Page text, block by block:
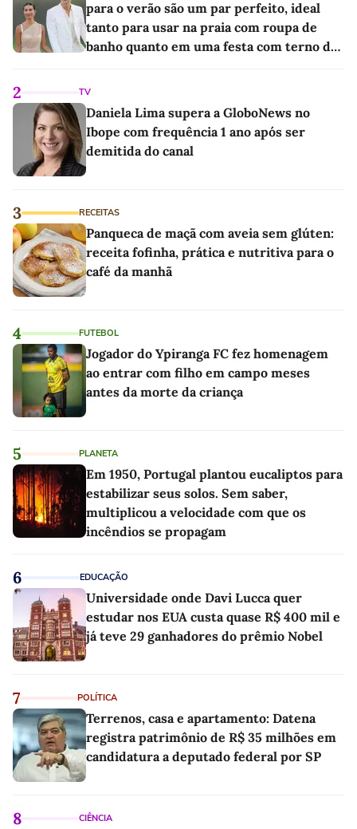
para o verão são um par perfeito, ideal
tanto para usar na praia com roupa de
banho quanto em uma festa com terno de
2 TV
Daniela Lima supera a GloboNews no
Ibope com frequência 1 ano após ser
demitida do canal
3 RECEITAS
Panqueca de maçã com aveia sem glúten:
receita fofinha, prática e nutritiva para o
café da manhã
4 FUTEBOL
Jogador do Ypiranga FC fez homenagem
ao entrar com filho em campo meses
antes da morte da criança
5 PLANETA
Em 1950, Portugal plantou eucaliptos para
estabilizar seus solos. Sem saber,
multiplicou a velocidade com que os
incêndios se propagam
6 EDUCAÇÃO
Universidade onde Davi Lucca quer
estudar nos EUA custa quase R$ 400 mil e
já teve 29 ganhadores do prêmio Nobel
7 POLÍTICA
Terrenos, casa e apartamento: Datena
registra patrimônio de R$ 35 milhões em
candidatura a deputado federal por SP
8 CIÊNCIA